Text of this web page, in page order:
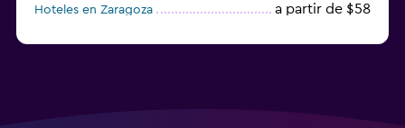
Hoteles en Zaragoza a partir de $58